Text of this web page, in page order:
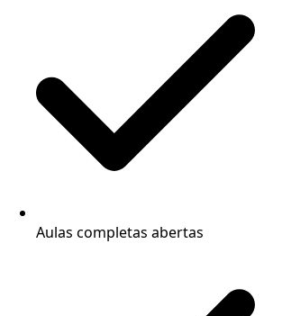
Aulas completas abertas